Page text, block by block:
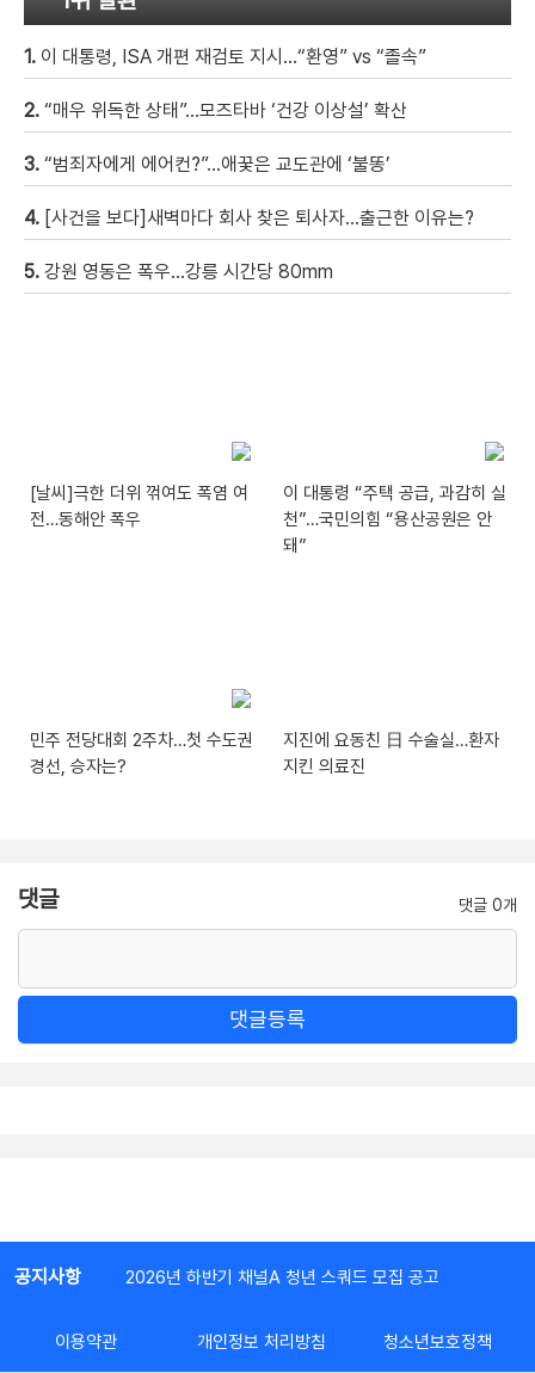
1. 이 대통령, ISA 개편 재검토 지시…“환영” vs “졸속”
2. “매우 위독한 상태”…모즈타바 ‘건강 이상설’ 확산
3. “범죄자에게 에어컨?”…애꿎은 교도관에 ‘불똥’
4. [사건을 보다]새벽마다 회사 찾은 퇴사자…출근한 이유는?
5. 강원 영동은 폭우…강릉 시간당 80mm
[날씨]극한 더위 꺾여도 폭염 여
전…동해안 폭우
이 대통령 “주택 공급, 과감히 실
천”…국민의힘 “용산공원은 안
돼”
민주 전당대회 2주차…첫 수도권
경선, 승자는?
지진에 요동친 日 수술실…환자
지킨 의료진
댓글 댓글 0개
댓글등록
공지사항 2026년 하반기 채널A 청년 스쿼드 모집 공고
이용약관 개인정보 처리방침 청소년보호정책